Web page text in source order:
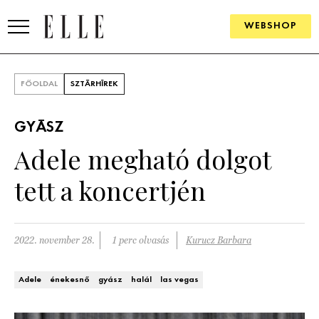
WEBSHOP
SZÉPSÉG
PSZICHÉ
ÉLETMÓD
FŐOLDAL SZTÁRHÍREK
GYÁSZ
Adele megható dolgot
tett a koncertjén
2022. november 28. 1 perc olvasás Kurucz Barbara
Adele énekesnő gyász halál las vegas